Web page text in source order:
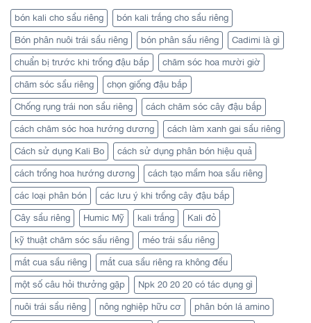
bón kali cho sầu riêng bón kali trắng cho sầu riêng
Bón phân nuôi trái sầu riêng bón phân sầu riêng Cadimi là gì
chuẩn bị trước khi trồng đậu bắp chăm sóc hoa mười giờ
chăm sóc sầu riêng chọn giống đậu bắp
Chống rụng trái non sầu riêng cách chăm sóc cây đậu bắp
cách chăm sóc hoa hướng dương cách làm xanh gai sầu riêng
Cách sử dụng Kali Bo cách sử dụng phân bón hiệu quả
cách trồng hoa hướng dương cách tạo mầm hoa sầu riêng
các loại phân bón các lưu ý khi trồng cây đậu bắp
Cây sầu riêng Humic Mỹ kali trắng Kali đỏ
kỹ thuật chăm sóc sầu riêng méo trái sầu riêng
mắt cua sầu riêng mắt cua sầu riêng ra không đều
một số câu hỏi thưởng gặp Npk 20 20 20 có tác dụng gì
nuôi trái sầu riêng nông nghiệp hữu cơ phân bón lá amino